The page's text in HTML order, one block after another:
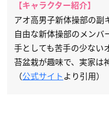
【キャラクター紹介】
アオ高男子新体操部の副
自由な新体操部のメンバ
手としても苦手の少ない
苔盆栽が趣味で、実家は
（公式サイト より引用）